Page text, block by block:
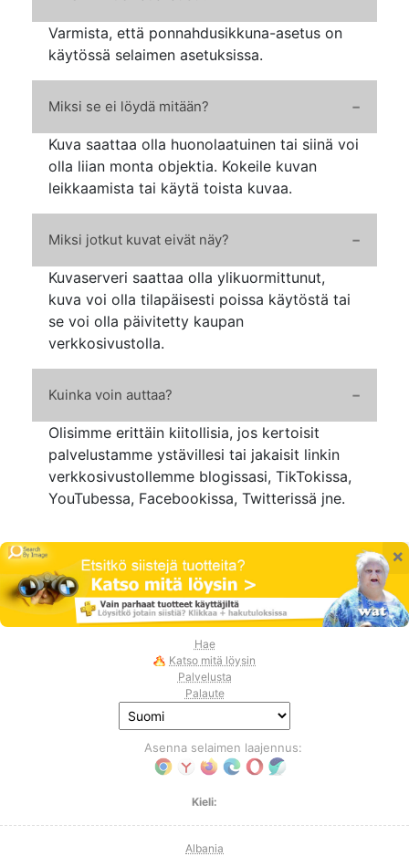
Varmista, että ponnahdusikkuna-asetus on
käytössä selaimen asetuksissa.
Miksi se ei löydä mitään?
Kuva saattaa olla huonolaatuinen tai siinä voi
olla liian monta objektia. Kokeile kuvan
leikkaamista tai käytä toista kuvaa.
Miksi jotkut kuvat eivät näy?
Kuvaserveri saattaa olla ylikuormittunut,
kuva voi olla tilapäisesti poissa käytöstä tai
se voi olla päivitetty kaupan
verkkosivustolla.
Kuinka voin auttaa?
Olisimme erittäin kiitollisia, jos kertoisit
palvelustamme ystävillesi tai jakaisit linkin
verkkosivustollemme blogissasi, TikTokissa,
YouTubessa, Facebookissa, Twitterissä jne.
×
Hae
Katso mitä löysin
Palvelusta
Palaute
Asenna selaimen laajennus:
Kieli:
Albania